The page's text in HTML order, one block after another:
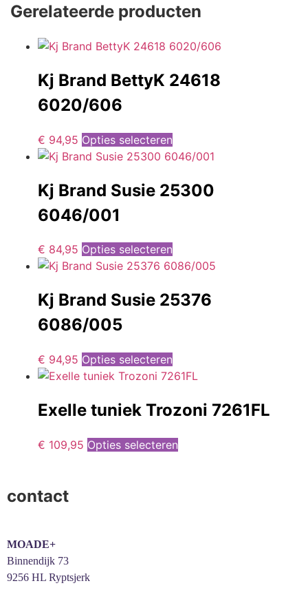
Gerelateerde producten
Kj Brand BettyK 24618
6020/606
€ 94,95 Opties selecteren
Kj Brand Susie 25300
6046/001
€ 84,95 Opties selecteren
Kj Brand Susie 25376
6086/005
€ 94,95 Opties selecteren
Exelle tuniek Trozoni 7261FL
€ 109,95 Opties selecteren
contact
MOADE+
Binnendijk 73
9256 HL Ryptsjerk